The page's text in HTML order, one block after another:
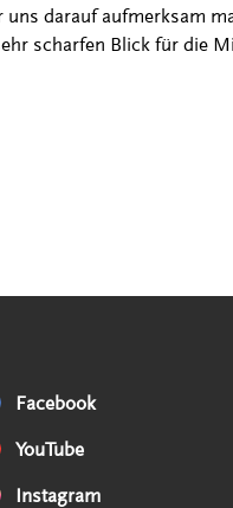
uns darauf aufmerksam
scharfen Blick für die
Facebook
YouTube
Instagram